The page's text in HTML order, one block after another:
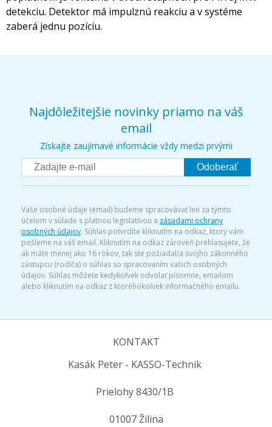
detekciu. Detektor má impulznú reakciu a v systéme
zaberá jednu pozíciu.
Najdôležitejšie novinky priamo na váš
email
Získajte zaujímavé informácie vždy medzi prvými
Odoberať
Vaše osobné údaje (email) budeme spracovávať len za týmto
účelom v súlade s platnou legislatívou a zásadami ochrany
osobných údajov. Súhlas potvrdíte kliknutím na odkaz, ktorý vám
pošleme na váš email. Kliknutím na odkaz zároveň prehlasujete, že
ak máte menej ako 16 rokov, tak ste požiadal/a svojho zákonného
zástupcu (rodiča) o súhlas so spracovaním vašich osobných
údajov. Súhlas môžete kedykoľvek odvolať písomne, emailom
alebo kliknutím na odkaz z ktoréhokoľvek informačného emailu.
KONTAKT
Kasák Peter - KASSO-Technik
Prielohy 8430/1B
01007 Žilina